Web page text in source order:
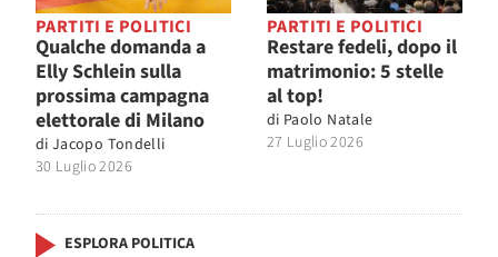
PARTITI E POLITICI
Qualche domanda a
Elly Schlein sulla
prossima campagna
elettorale di Milano
di Jacopo Tondelli
30 Luglio 2026
PARTITI E POLITICI
Restare fedeli, dopo il
matrimonio: 5 stelle
al top!
di Paolo Natale
27 Luglio 2026
ESPLORA POLITICA